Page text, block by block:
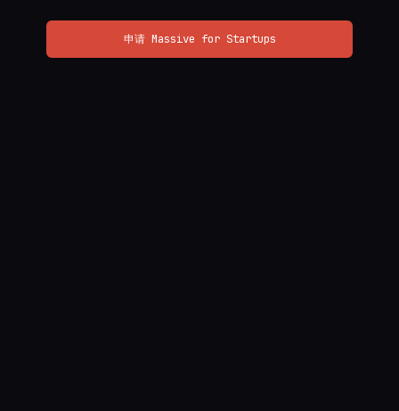
申请 Massive for Startups